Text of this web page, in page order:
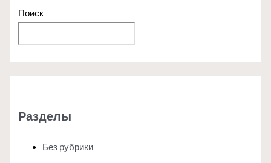
Поиск
Разделы
Без рубрики